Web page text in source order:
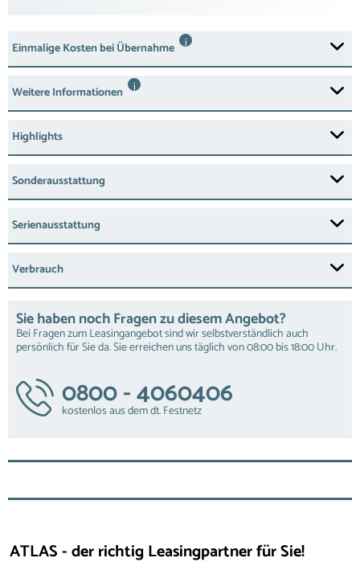
Einmalige Kosten bei Übernahme i
Weitere Informationen i
Highlights
Sonderausstattung
Serienausstattung
Verbrauch
Sie haben noch Fragen zu diesem Angebot?
Bei Fragen zum Leasingangebot sind wir selbstverständlich auch
persönlich für Sie da. Sie erreichen uns täglich von 08:00 bis 18:00 Uhr.
0800 - 4060406
kostenlos aus dem dt. Festnetz
ATLAS - der richtig Leasingpartner für Sie!